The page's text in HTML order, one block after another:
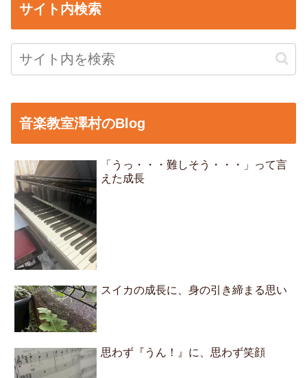
サイト内検索
音楽教室澤村のBlog
「うっ・・・難しそう・・・」って言
えた成長
スイカの成長に、身の引き締まる思い
思わず『うん！』に、思わず笑顔